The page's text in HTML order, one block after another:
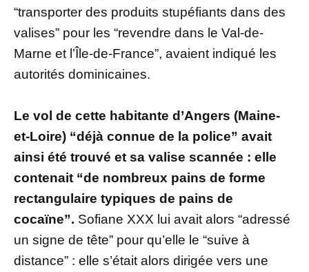
“transporter des produits stupéfiants dans des
valises” pour les “revendre dans le Val-de-
Marne et l’Île-de-France”, avaient indiqué les
autorités dominicaines.
Le vol de cette habitante d’Angers (Maine-
et-Loire) “déjà connue de la police” avait
ainsi été trouvé et sa valise scannée : elle
contenait “de nombreux pains de forme
rectangulaire typiques de pains de
cocaïne”. Sofiane XXX lui avait alors “adressé
un signe de tête” pour qu’elle le “suive à
distance” : elle s’était alors dirigée vers une